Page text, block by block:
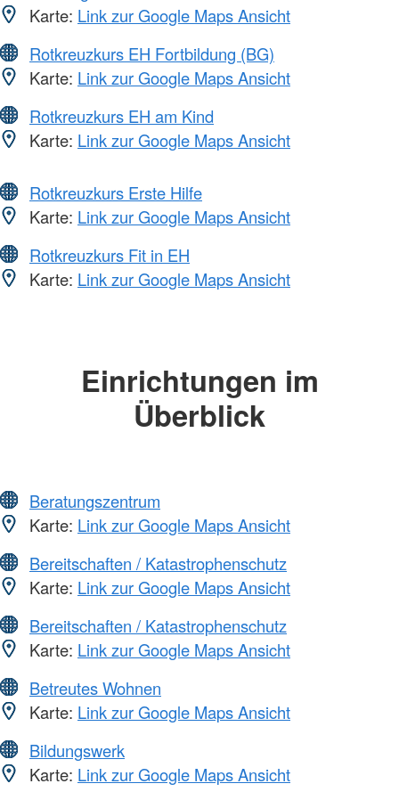
Karte: Link zur Google Maps Ansicht
Rotkreuzkurs EH Fortbildung (BG)
Karte: Link zur Google Maps Ansicht
Rotkreuzkurs EH am Kind
Karte: Link zur Google Maps Ansicht
Rotkreuzkurs Erste Hilfe
Karte: Link zur Google Maps Ansicht
Rotkreuzkurs Fit in EH
Karte: Link zur Google Maps Ansicht
Einrichtungen im
Überblick
Beratungszentrum
Karte: Link zur Google Maps Ansicht
Bereitschaften / Katastrophenschutz
Karte: Link zur Google Maps Ansicht
Bereitschaften / Katastrophenschutz
Karte: Link zur Google Maps Ansicht
Betreutes Wohnen
Karte: Link zur Google Maps Ansicht
Bildungswerk
Karte: Link zur Google Maps Ansicht